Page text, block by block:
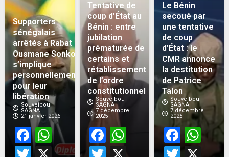
Supporters
sénégalais
arrêtés à Rabat :
Ousmane Sonko
s’implique
personnellement
pour leur
libération
Souveibou
SAGNA
21 janvier 2026
Facebook
WhatsApp
Tentative de
coup d’État au
Bénin : entre
jubilation
prématurée de
certains et
rétablissement
de l’ordre
constitutionnel
Souveibou
SAGNA
7 décembre
2025
Facebook
WhatsApp
Le Bénin
secoué par
une tentative
de coup
d’État : le
CMR annonce
la destitution
de Patrice
Talon
Souveibou
SAGNA
7 décembre
2025